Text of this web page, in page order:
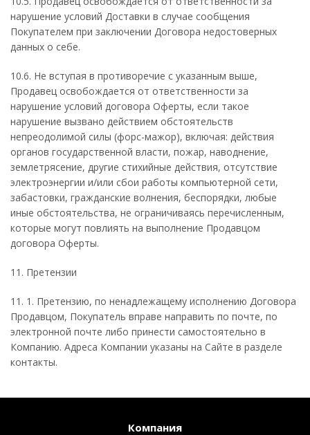
нарушение условий Доставки в случае сообщения
Покупателем при заключении Договора недостоверных
данных о себе.
10.6. Не вступая в противоречие с указанным выше,
Продавец освобождается от ответственности за
нарушение условий договора Оферты, если такое
нарушение вызвано действием обстоятельств
непреодолимой силы (форс-мажор), включая: действия
органов государственной власти, пожар, наводнение,
землетрясение, другие стихийные действия, отсутствие
электроэнергии и/или сбои работы компьютерной сети,
забастовки, гражданские волнения, беспорядки, любые
иные обстоятельства, не ограничиваясь перечисленным,
которые могут повлиять на выполнение Продавцом
договора Оферты.
11. Претензии
11. 1. Претензию, по ненадлежащему исполнению Договора
Продавцом, Покупатель вправе направить по почте, по
электронной почте либо принести самостоятельно в
Компанию. Адреса Компании указаны на Сайте в разделе
контакты.
Компания